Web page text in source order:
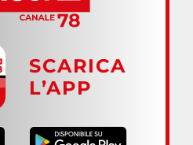
SCARICA
L’APP